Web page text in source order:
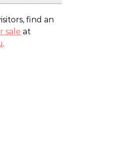
find an
sale at
.